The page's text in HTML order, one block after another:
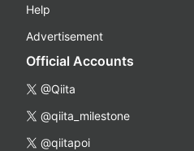
Help
Advertisement
Official Accounts
@Qiita
@qiita_milestone
@qiitapoi